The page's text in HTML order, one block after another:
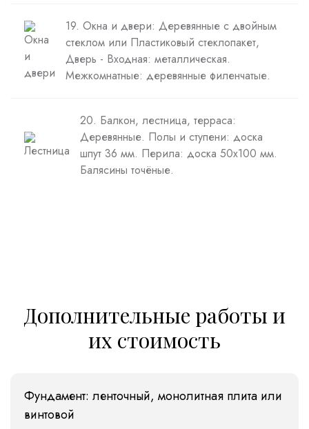
19. Окна и двери: Деревянные с двойным
стеклом или Пластиковый стеклопакет,
Дверь - Входная: металлическая.
Межкомнатные: деревянные филенчатые.
20. Балкон, лестница, терраса:
Деревянные. Полы и ступени: доска
шпут 36 мм. Перила: доска 50х100 мм.
Балясины точёные.
Дополнительные работы и
их стоимость
Фундамент: ленточный, монолитная плита или
винтовой